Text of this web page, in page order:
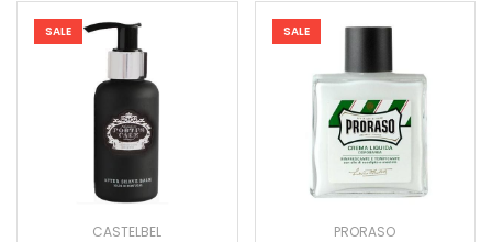
SALE
CASTELBEL
SALE
PRORASO